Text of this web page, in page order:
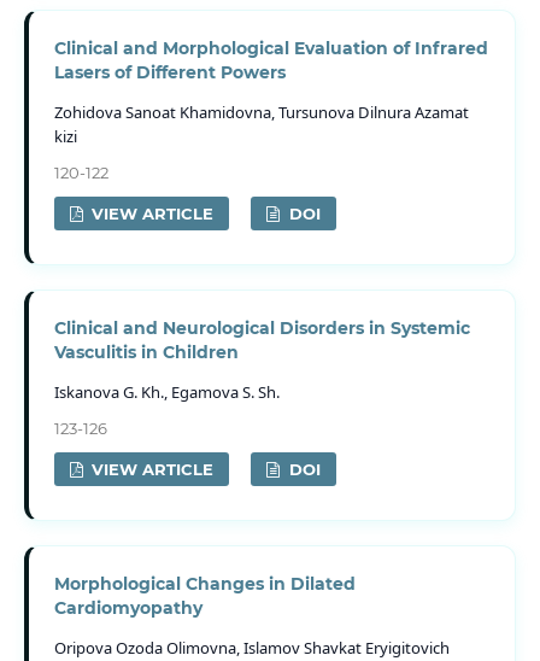
Clinical and Morphological Evaluation of Infrared
Lasers of Different Powers
Zohidova Sanoat Khamidovna, Tursunova Dilnura Azamat
kizi
120-122
VIEW ARTICLE DOI
Clinical and Neurological Disorders in Systemic
Vasculitis in Children
Iskanova G. Kh., Egamova S. Sh.
123-126
VIEW ARTICLE DOI
Morphological Changes in Dilated
Cardiomyopathy
Oripova Ozoda Olimovna, Islamov Shavkat Eryigitovich